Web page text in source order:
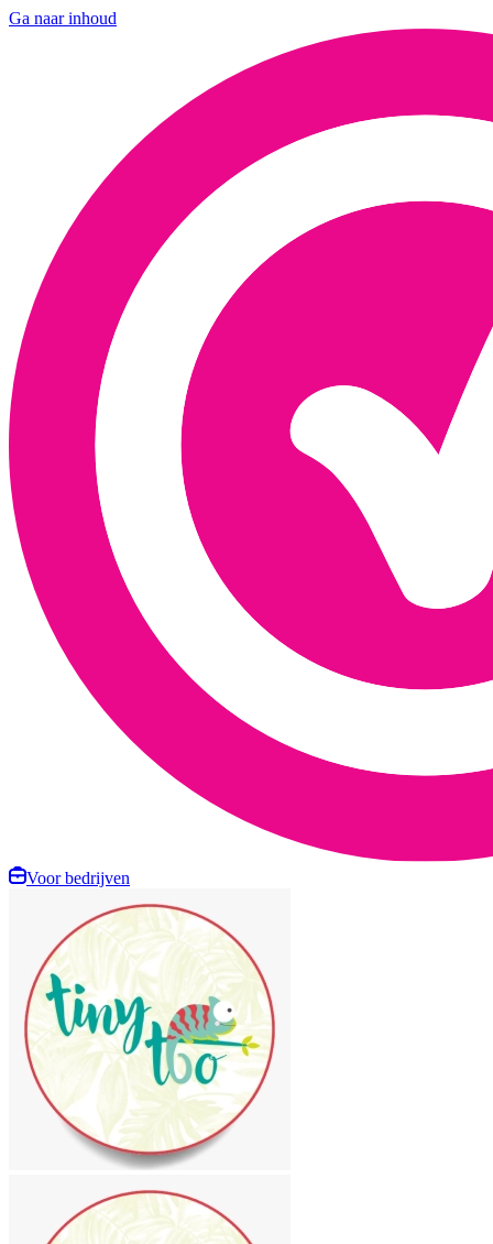
Ga naar inhoud
Voor bedrijven